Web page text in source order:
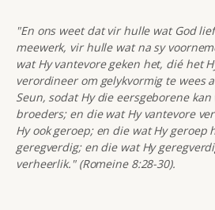
"En ons weet dat vir hulle wat God
meewerk, vir hulle wat na sy
wat Hy vantevore geken het, dié het
verordineer om gelykvormig te wees
Seun, sodat Hy die eersgeborene
broeders; en die wat Hy vantevore
Hy ook geroep; en die wat Hy geroep
geregverdig; en die wat Hy
verheerlik." (Romeine 8:28-30).